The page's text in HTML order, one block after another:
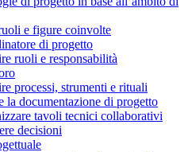
e figure coinvolte
di progetto
ruoli e responsabilità
processi, strumenti e rituali
la documentazione di progetto
tavoli tecnici collaborativi
decisioni